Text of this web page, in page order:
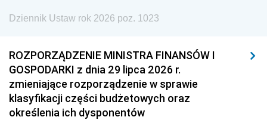
Dziennik Ustaw rok 2026 poz. 1023
ROZPORZĄDZENIE MINISTRA FINANSÓW I
GOSPODARKI z dnia 29 lipca 2026 r.
zmieniające rozporządzenie w sprawie
klasyfikacji części budżetowych oraz
określenia ich dysponentów